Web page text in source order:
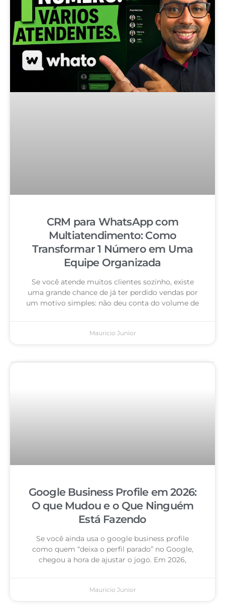
CRM para WhatsApp com
Multiatendimento: Como
Transformar 1 Número em Uma
Equipe Organizada
Se você atende muitos clientes sozinho, existe
uma grande chance de já ter perdido vendas por
um motivo simples: não deu conta do volume de
Mauricio Junior
Google Business Profile em 2026:
O que Mudou e o Que Ninguém
Está Fazendo
Se você ainda usa o google business profile
como quem “deixa o perfil parado” no Google,
chegou a hora de ajustar o jogo. Em 2026,
Mauricio Junior